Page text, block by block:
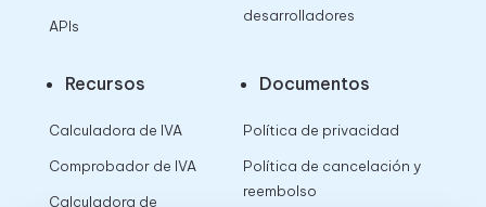
APIs
desarrolladores
Recursos
Calculadora de IVA
Comprobador de IVA
Calculadora de
Documentos
Política de privacidad
Política de cancelación y
reembolso